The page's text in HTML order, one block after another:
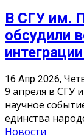
В СГУ им.
обсудили
16 Апр 2026,
9 апреля в СГУ
научное
единства
Новости